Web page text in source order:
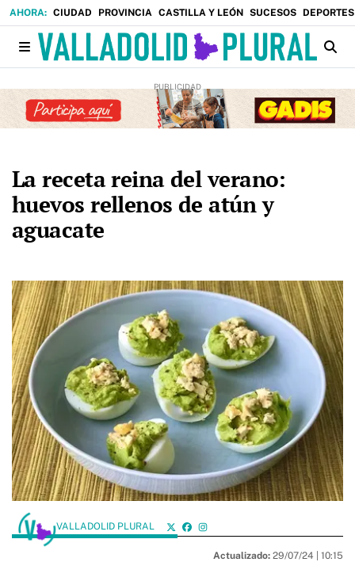
CIUDAD PROVINCIA CASTILLA Y LEÓN SUCESOS DEPORTES
La receta reina del verano:
huevos rellenos de atún y
aguacate
VALLADOLID PLURAL
Actualizado: 29/07/24 | 10:15